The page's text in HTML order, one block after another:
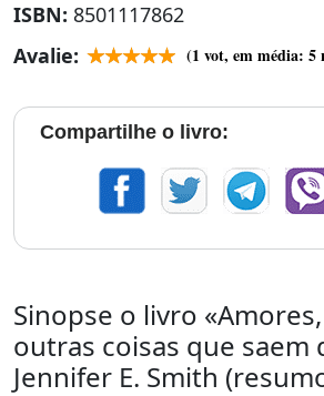
ISBN: 8501117862
Avalie:
(1 vot, em média: 5
Compartilhe o livro:
Sinopse o livro
outras coisas que saem
Jennifer E. Smith